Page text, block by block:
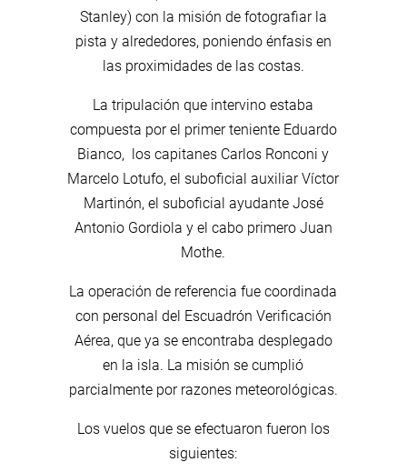
Stanley) con la misión de fotografiar la
pista y alrededores, poniendo énfasis en
las proximidades de las costas.
La tripulación que intervino estaba
compuesta por el primer teniente Eduardo
Bianco, los capitanes Carlos Ronconi y
Marcelo Lotufo, el suboficial auxiliar Víctor
Martinón, el suboficial ayudante José
Antonio Gordiola y el cabo primero Juan
Mothe.
La operación de referencia fue coordinada
con personal del Escuadrón Verificación
Aérea, que ya se encontraba desplegado
en la isla. La misión se cumplió
parcialmente por razones meteorológicas.
Los vuelos que se efectuaron fueron los
siguientes: